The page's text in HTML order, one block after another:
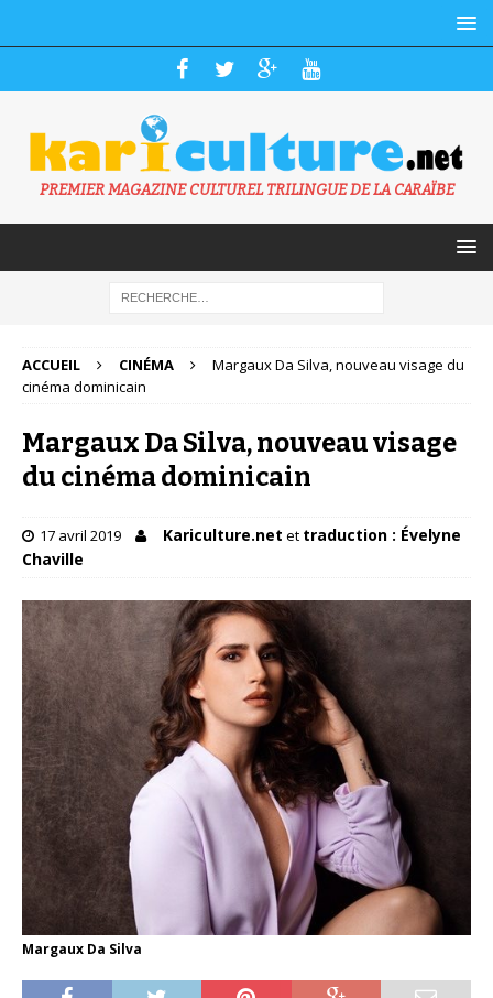
PREMIER MAGAZINE CULTUREL TRILINGUE DE LA CARAÏBE
ACCUEIL CINÉMA
Margaux Da Silva, nouveau visage du
cinéma dominicain
Margaux Da Silva, nouveau visage
du cinéma dominicain
17 avril 2019 Kariculture.net et traduction : Évelyne
Chaville
Margaux Da Silva